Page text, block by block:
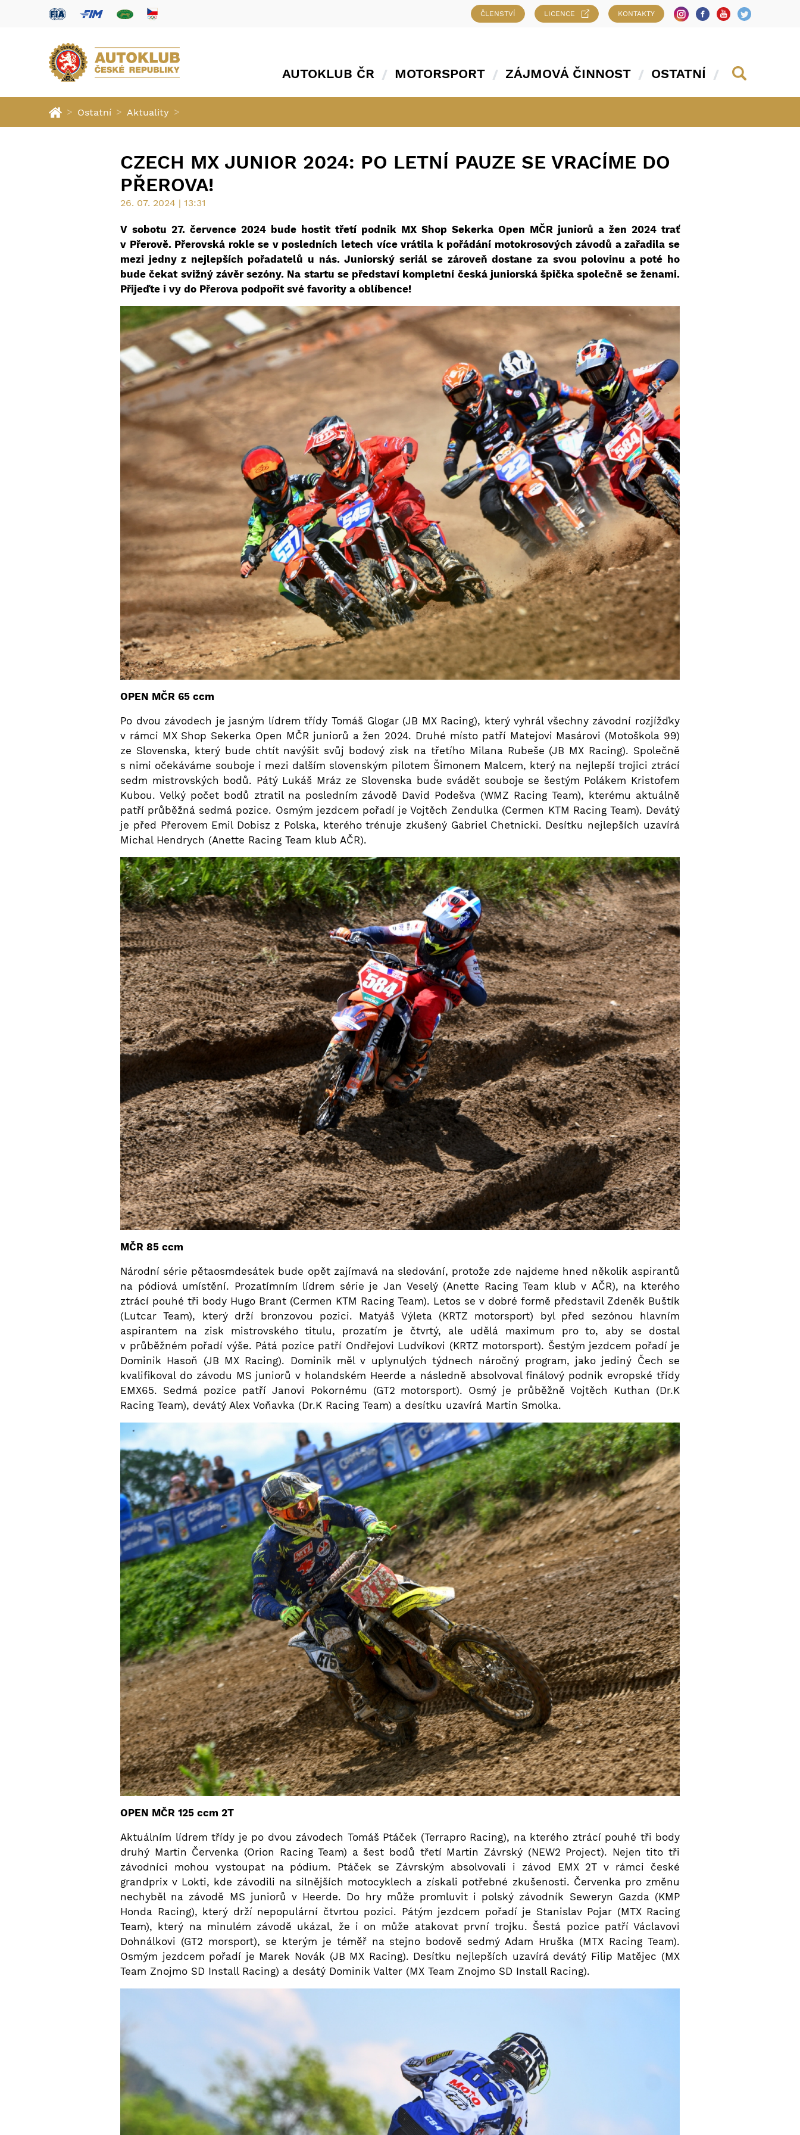
ČLENSTVÍ LICENCE KONTAKTY
AUTOKLUB ČR MOTORSPORT ZÁJMOVÁ ČINNOST OSTATNÍ
> Ostatní > Aktuality >
CZECH MX JUNIOR 2024: PO LETNÍ PAUZE SE VRACÍME DO
PŘEROVA!
26. 07. 2024 | 13:31
V sobotu 27. července 2024 bude hostit třetí podnik MX Shop Sekerka Open MČR juniorů a žen 2024 trať
v Přerově. Přerovská rokle se v posledních letech více vrátila k pořádání motokrosových závodů a zařadila se
mezi jedny z nejlepších pořadatelů u nás. Juniorský seriál se zároveň dostane za svou polovinu a poté ho
bude čekat svižný závěr sezóny. Na startu se představí kompletní česká juniorská špička společně se ženami.
Přijeďte i vy do Přerova podpořit své favority a oblíbence!
OPEN MČR 65 ccm
Po dvou závodech je jasným lídrem třídy Tomáš Glogar (JB MX Racing), který vyhrál všechny závodní rozjížďky
v rámci MX Shop Sekerka Open MČR juniorů a žen 2024. Druhé místo patří Matejovi Masárovi (Motoškola 99)
ze Slovenska, který bude chtít navýšit svůj bodový zisk na třetího Milana Rubeše (JB MX Racing). Společně
s nimi očekáváme souboje i mezi dalším slovenským pilotem Šimonem Malcem, který na nejlepší trojici ztrácí
sedm mistrovských bodů. Pátý Lukáš Mráz ze Slovenska bude svádět souboje se šestým Polákem Kristofem
Kubou. Velký počet bodů ztratil na posledním závodě David Podešva (WMZ Racing Team), kterému aktuálně
patří průběžná sedmá pozice. Osmým jezdcem pořadí je Vojtěch Zendulka (Cermen KTM Racing Team). Devátý
je před Přerovem Emil Dobisz z Polska, kterého trénuje zkušený Gabriel Chetnicki. Desítku nejlepších uzavírá
Michal Hendrych (Anette Racing Team klub AČR).
MČR 85 ccm
Národní série pětaosmdesátek bude opět zajímavá na sledování, protože zde najdeme hned několik aspirantů
na pódiová umístění. Prozatímním lídrem série je Jan Veselý (Anette Racing Team klub v AČR), na kterého
ztrácí pouhé tři body Hugo Brant (Cermen KTM Racing Team). Letos se v dobré formě představil Zdeněk Buštík
(Lutcar Team), který drží bronzovou pozici. Matyáš Výleta (KRTZ motorsport) byl před sezónou hlavním
aspirantem na zisk mistrovského titulu, prozatím je čtvrtý, ale udělá maximum pro to, aby se dostal
v průběžném pořadí výše. Pátá pozice patří Ondřejovi Ludvíkovi (KRTZ motorsport). Šestým jezdcem pořadí je
Dominik Hasoň (JB MX Racing). Dominik měl v uplynulých týdnech náročný program, jako jediný Čech se
kvalifikoval do závodu MS juniorů v holandském Heerde a následně absolvoval finálový podnik evropské třídy
EMX65. Sedmá pozice patří Janovi Pokornému (GT2 motorsport). Osmý je průběžně Vojtěch Kuthan (Dr.K
Racing Team), devátý Alex Voňavka (Dr.K Racing Team) a desítku uzavírá Martin Smolka.
OPEN MČR 125 ccm 2T
Aktuálním lídrem třídy je po dvou závodech Tomáš Ptáček (Terrapro Racing), na kterého ztrácí pouhé tři body
druhý Martin Červenka (Orion Racing Team) a šest bodů třetí Martin Závrský (NEW2 Project). Nejen tito tři
závodníci mohou vystoupat na pódium. Ptáček se Závrským absolvovali i závod EMX 2T v rámci české
grandprix v Lokti, kde závodili na silnějších motocyklech a získali potřebné zkušenosti. Červenka pro změnu
nechyběl na závodě MS juniorů v Heerde. Do hry může promluvit i polský závodník Seweryn Gazda (KMP
Honda Racing), který drží nepopulární čtvrtou pozici. Pátým jezdcem pořadí je Stanislav Pojar (MTX Racing
Team), který na minulém závodě ukázal, že i on může atakovat první trojku. Šestá pozice patří Václavovi
Dohnálkovi (GT2 morsport), se kterým je téměř na stejno bodově sedmý Adam Hruška (MTX Racing Team).
Osmým jezdcem pořadí je Marek Novák (JB MX Racing). Desítku nejlepších uzavírá devátý Filip Matějec (MX
Team Znojmo SD Install Racing) a desátý Dominik Valter (MX Team Znojmo SD Install Racing).